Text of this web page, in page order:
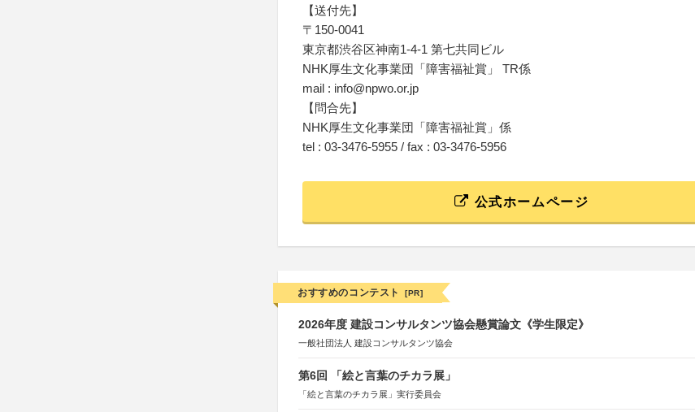
【送付先】
〒150-0041
東京都渋谷区神南1-4-1 第七共同ビル
NHK厚生文化事業団「障害福祉賞」 TR係
mail : info@npwo.or.jp
【問合先】
NHK厚生文化事業団「障害福祉賞」係
tel : 03-3476-5955 / fax : 03-3476-5956
公式ホームページ
おすすめのコンテスト [PR]
2026年度 建設コンサルタンツ協会懸賞論文《学生限定》
一般社団法人 建設コンサルタンツ協会
第6回 「絵と言葉のチカラ展」
「絵と言葉のチカラ展」実行委員会